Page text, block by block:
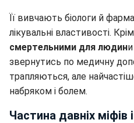
Її вивчають біологи й
лікувальні властивості.
смертельними для людин
звернутись по медичну
трапляються, але
набряком і болем.
Частина давніх міфів